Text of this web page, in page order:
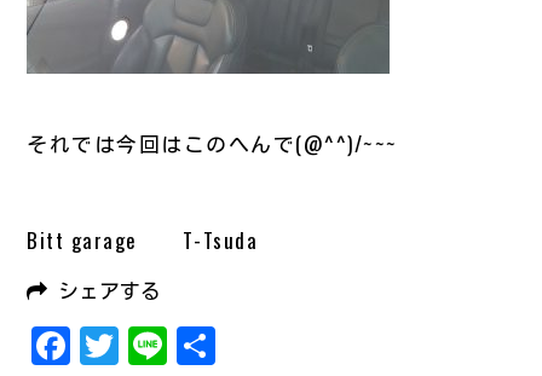
それでは今回はこのへんで(@^^)/~~~
Bitt garage T-Tsuda
シェアする
Facebook
Twitter
Line